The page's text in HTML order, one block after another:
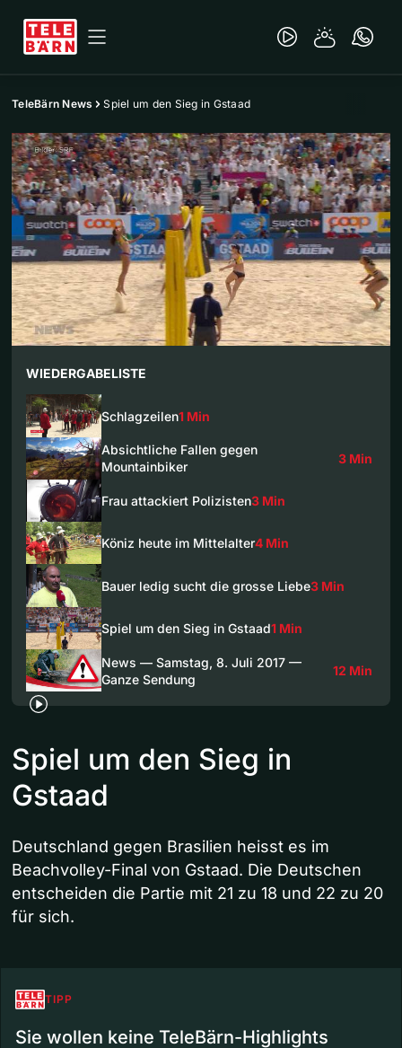
TeleBärn News Spiel um den Sieg in Gstaad
WIEDERGABELISTE
Schlagzeilen1 Min
Absichtliche Fallen gegen
Mountainbiker
3 Min
Frau attackiert Polizisten3 Min
Köniz heute im Mittelalter4 Min
Bauer ledig sucht die grosse Liebe3 Min
Spiel um den Sieg in Gstaad1 Min
News — Samstag, 8. Juli 2017 —
Ganze Sendung
12 Min
Spiel um den Sieg in
Gstaad
Deutschland gegen Brasilien heisst es im
Beachvolley-Final von Gstaad. Die Deutschen
entscheiden die Partie mit 21 zu 18 und 22 zu 20
für sich.
TIPP
Sie wollen keine TeleBärn-Highlights